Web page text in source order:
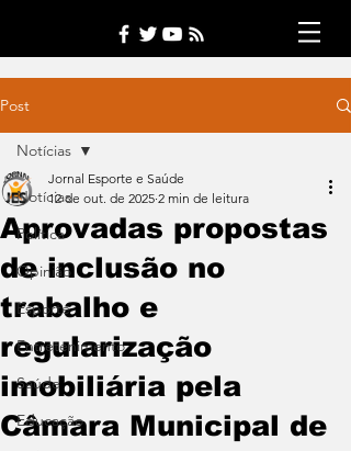
Post
Notícias
Política
Opinião
Esporte
Entretenimento
Saúde
Educação
Notícias
Aprovadas propostas
de inclusão no
trabalho e
regularização
imobiliária pela
Câmara Municipal de
Jornal Esporte e Saúde
12 de out. de 2025 2 min de leitura